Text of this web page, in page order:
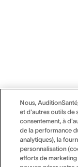
Nous,
et d'autres outils de
consentement, à
de la performance
analytiques), la
personnalisation
efforts de